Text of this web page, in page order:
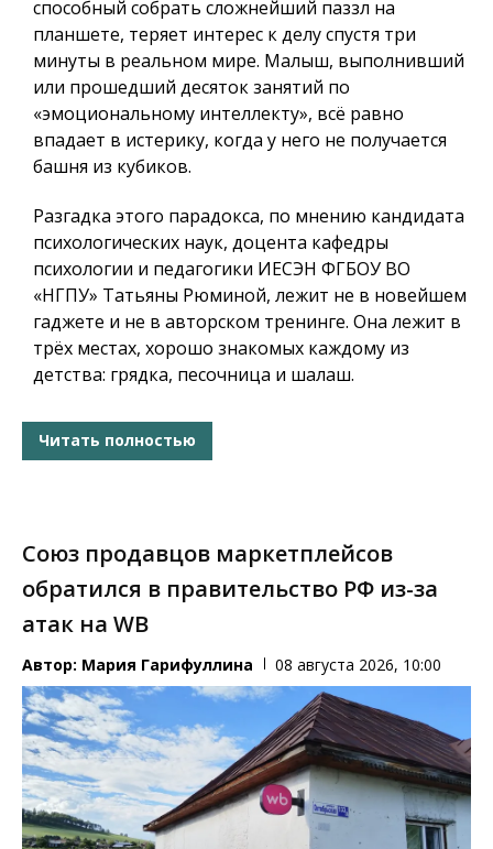
способный собрать сложнейший паззл на
планшете, теряет интерес к делу спустя три
минуты в реальном мире. Малыш, выполнивший
или прошедший десяток занятий по
«эмоциональному интеллекту», всё равно
впадает в истерику, когда у него не получается
башня из кубиков.
Разгадка этого парадокса, по мнению кандидата
психологических наук, доцента кафедры
психологии и педагогики ИЕСЭН ФГБОУ ВО
«НГПУ» Татьяны Рюминой, лежит не в новейшем
гаджете и не в авторском тренинге. Она лежит в
трёх местах, хорошо знакомых каждому из
детства: грядка, песочница и шалаш.
Читать полностью
Союз продавцов маркетплейсов
обратился в правительство РФ из-за
атак на WB
Автор: Мария Гарифуллина 08 августа 2026, 10:00